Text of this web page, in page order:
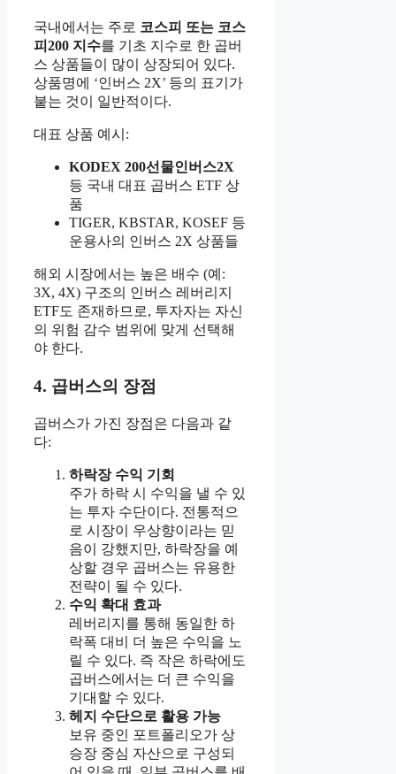
국내에서는 주로 코스피 또는 코스
피200 지수를 기초 지수로 한 곱버
스 상품들이 많이 상장되어 있다.
상품명에 ‘인버스 2X’ 등의 표기가
붙는 것이 일반적이다.
대표 상품 예시:
KODEX 200선물인버스2X
등 국내 대표 곱버스 ETF 상
품
TIGER, KBSTAR, KOSEF 등
운용사의 인버스 2X 상품들
해외 시장에서는 높은 배수 (예:
3X, 4X) 구조의 인버스 레버리지
ETF도 존재하므로, 투자자는 자신
의 위험 감수 범위에 맞게 선택해
야 한다.
4. 곱버스의 장점
곱버스가 가진 장점은 다음과 같
다:
하락장 수익 기회
주가 하락 시 수익을 낼 수 있
는 투자 수단이다. 전통적으
로 시장이 우상향이라는 믿
음이 강했지만, 하락장을 예
상할 경우 곱버스는 유용한
전략이 될 수 있다.
수익 확대 효과
레버리지를 통해 동일한 하
락폭 대비 더 높은 수익을 노
릴 수 있다. 즉 작은 하락에도
곱버스에서는 더 큰 수익을
기대할 수 있다.
헤지 수단으로 활용 가능
보유 중인 포트폴리오가 상
승장 중심 자산으로 구성되